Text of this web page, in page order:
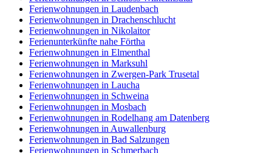
Ferienwohnungen in Laudenbach
Ferienwohnungen in Drachenschlucht
Ferienwohnungen in Nikolaitor
Ferienunterkünfte nahe Förtha
Ferienwohnungen in Elmenthal
Ferienwohnungen in Marksuhl
Ferienwohnungen in Zwergen-Park Trusetal
Ferienwohnungen in Laucha
Ferienwohnungen in Schweina
Ferienwohnungen in Mosbach
Ferienwohnungen in Rodelhang am Datenberg
Ferienwohnungen in Auwallenburg
Ferienwohnungen in Bad Salzungen
Ferienwohnungen in Schmerbach